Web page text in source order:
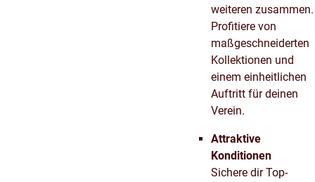
weiteren zusammen.
Profitiere von
maßgeschneiderten
Kollektionen und
einem einheitlichen
Auftritt für deinen
Verein.
Attraktive
Konditionen
Sichere dir Top-